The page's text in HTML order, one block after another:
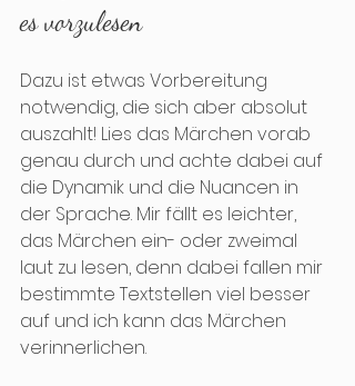
es vorzulesen
Dazu ist etwas Vorbereitung
notwendig, die sich aber absolut
auszahlt! Lies das Märchen vorab
genau durch und achte dabei auf
die Dynamik und die Nuancen in
der Sprache. Mir fällt es leichter,
das Märchen ein- oder zweimal
laut zu lesen, denn dabei fallen mir
bestimmte Textstellen viel besser
auf und ich kann das Märchen
verinnerlichen.